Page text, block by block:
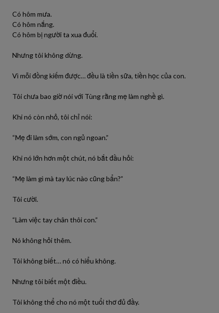
Có hôm mưa.
Có hôm nắng.
Có hôm bị người ta xua đuổi.
Nhưng tôi không dừng.
Vì mỗi đồng kiếm được… đều là tiền sữa, tiền học của con.
Tôi chưa bao giờ nói với Tùng rằng mẹ làm nghề gì.
Khi nó còn nhỏ, tôi chỉ nói:
“Mẹ đi làm sớm, con ngủ ngoan.”
Khi nó lớn hơn một chút, nó bắt đầu hỏi:
“Mẹ làm gì mà tay lúc nào cũng bẩn?”
Tôi cười.
“Làm việc tay chân thôi con.”
Nó không hỏi thêm.
Tôi không biết… nó có hiểu không.
Nhưng tôi biết một điều.
Tôi không thể cho nó một tuổi thơ đủ đầy.